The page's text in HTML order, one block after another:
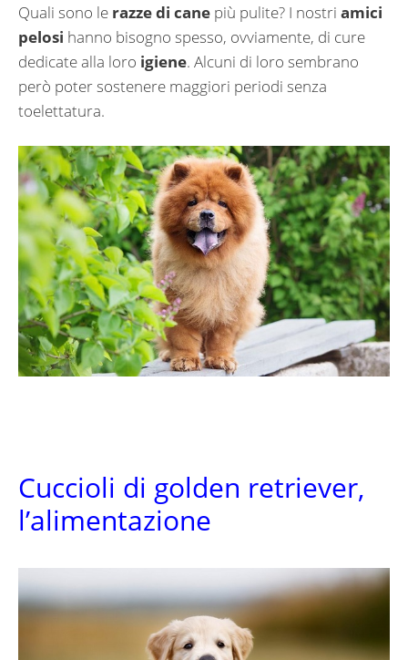
Quali sono le razze di cane più pulite? I nostri amici
pelosi hanno bisogno spesso, ovviamente, di cure
dedicate alla loro igiene. Alcuni di loro sembrano
però poter sostenere maggiori periodi senza
toelettatura.
Cuccioli di golden retriever,
l’alimentazione